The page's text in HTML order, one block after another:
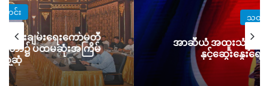
သတင်း
အထူးသံနှင့်တွေ့ဆုံမှုသည် စစ်တပ်
နှင့်ဆွေးနွေးရေး မဟုတ်ဟု ဆို
အုတ်ဖိုတွ
ဗုံးက